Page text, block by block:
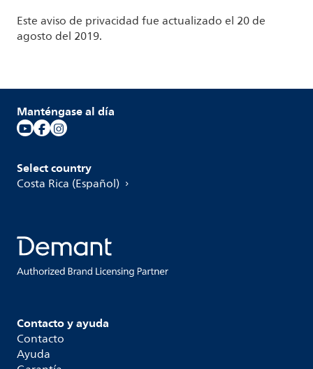
Este aviso de privacidad fue actualizado el 20 de
agosto del 2019.
Contacto y ayuda
Contacto
Ayuda
Manténgase al día
Select country
Costa Rica (Español)